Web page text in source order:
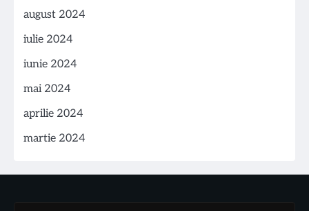
august 2024
iulie 2024
iunie 2024
mai 2024
aprilie 2024
martie 2024